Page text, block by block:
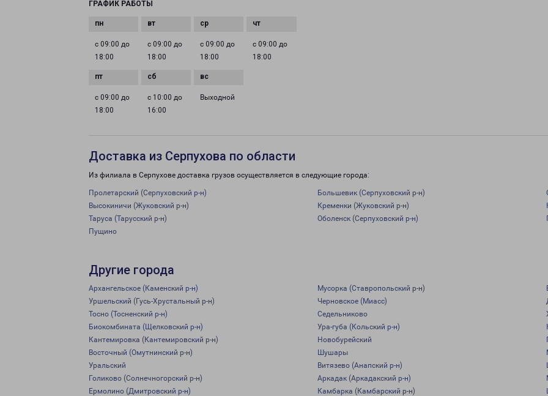
ГРАФИК РАБОТЫ
с 09:00 до
18:00
с 09:00 до
18:00
с 09:00 до
18:00
с 09:00 до
18:00
с 09:00 до
18:00
с 10:00 до
16:00
Выходной
Доставка из Серпухова по области
Из филиала в Серпухове доставка грузов осуществляется в следующие города:
Пролетарский (Серпуховский р-н) Большевик (Серпуховский р-н)
Высокиничи (Жуковский р-н)
Кременки (Жуковский р-н)
Таруса (Тарусский р-н)
Оболенск (Серпуховский р-н)
Пущино
Другие города
Архангельское (Каменский р-н) Мусорка (Ставропольский р-н)
Уршельский (Гусь-Хрустальный р-н)
Черновское (Миасс)
Тосно (Тосненский р-н)
Седельниково
Биокомбината (Щелковский р-н)
Ура-губа (Кольский р-н)
Кантемировка (Кантемировский р-н)
Новобурейский
Восточный (Омутнинский р-н)
Шушары
Уральский
Витязево (Анапский р-н)
Голиково (Солнечногорский р-н)
Аркадак (Аркадакский р-н)
Ермолино (Дмитровский р-н)
Камбарка (Камбарский р-н)